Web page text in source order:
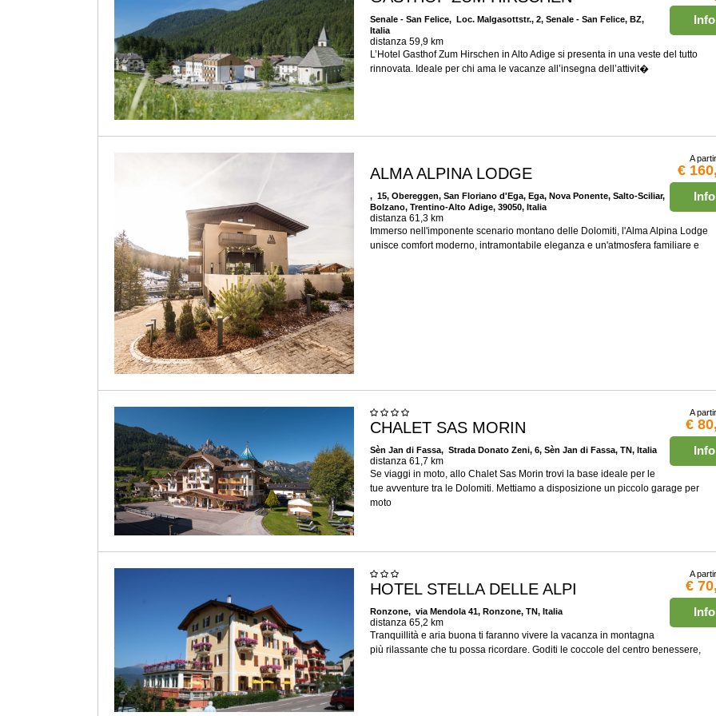
Info
Senale - San Felice, Loc. Malgasottstr., 2, Senale - San Felice, BZ,
Italia
distanza 59,9 km
L’Hotel Gasthof Zum Hirschen in Alto Adige si presenta in una veste del tutto
rinnovata. Ideale per chi ama le vacanze all’insegna dell’attivit�
A
€
Info
ALMA ALPINA LODGE
, 15, Obereggen, San Floriano d'Ega, Ega, Nova Ponente, Salto-Sciliar,
Bolzano, Trentino-Alto Adige, 39050, Italia
distanza 61,3 km
Immerso nell'imponente scenario montano delle Dolomiti, l'Alma Alpina Lodge
unisce comfort moderno, intramontabile eleganza e un'atmosfera familiare e
A
€
Info
CHALET SAS MORIN
Sèn Jan di Fassa, Strada Donato Zeni, 6, Sèn Jan di Fassa, TN, Italia
distanza 61,7 km
Se viaggi in moto, allo Chalet Sas Morin trovi la base ideale per le
tue avventure tra le Dolomiti. Mettiamo a disposizione un piccolo garage per
moto
A
€
Info
HOTEL STELLA DELLE ALPI
Ronzone, via Mendola 41, Ronzone, TN, Italia
distanza 65,2 km
Tranquillità e aria buona ti faranno vivere la vacanza in montagna
più rilassante che tu possa ricordare. Goditi le coccole del centro benessere,